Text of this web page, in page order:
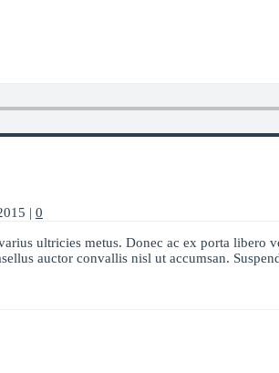
| 0
ultricies metus. Donec ac ex porta
auctor convallis nisl ut accumsan.